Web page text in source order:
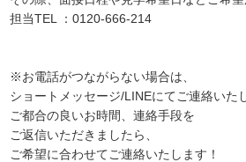
担当TEL ：0120-666-214
※お電話がつながらない場合は、
ショートメッセージ/LINEにてご連絡いた
ご都合の良いお時間、連絡手段を
ご返信いただきましたら、
ご希望に合わせてご連絡いたします！